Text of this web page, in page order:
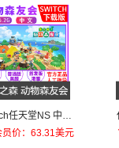
任天堂NS 中文
动物之森 动物森
员价：63.31美元